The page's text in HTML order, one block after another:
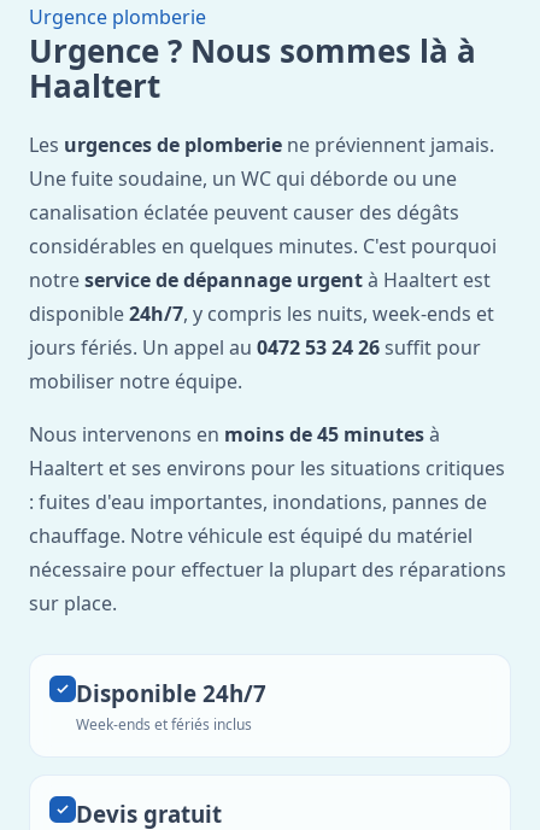
Urgence plomberie
Urgence ? Nous sommes là à
Haaltert
Les urgences de plomberie ne préviennent jamais.
Une fuite soudaine, un WC qui déborde ou une
canalisation éclatée peuvent causer des dégâts
considérables en quelques minutes. C'est pourquoi
notreservice de dépannage urgentà Haaltert est
disponible24h/7, y compris les nuits, week-ends et
jours fériés. Un appel au 0472 53 24 26 suffit pour
mobiliser notre équipe.
Nous intervenons en moins de 45 minutesà
Haaltert et ses environs pour les situations critiques
: fuites d'eau importantes, inondations, pannes de
chauffage. Notre véhicule est équipé du matériel
nécessaire pour effectuer la plupart des réparations
sur place.
Disponible 24h/7
Week-ends et fériés inclus
Devis gratuit